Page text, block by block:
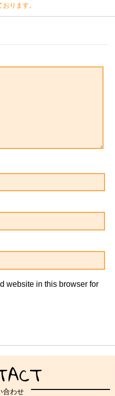
ります。
website in this browser for
合わせ